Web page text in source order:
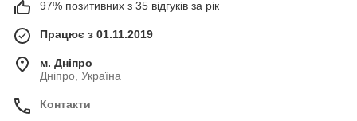
Установка на газонокосарку
електричного двигуна замість
бензинового мотора дає кілька
важливих переваг
електричний агрегат дешевше;
97% позитивних з 35 відгуків за рік
Працює з 01.11.2019
м. Дніпро
Дніпро, Україна
Контакти